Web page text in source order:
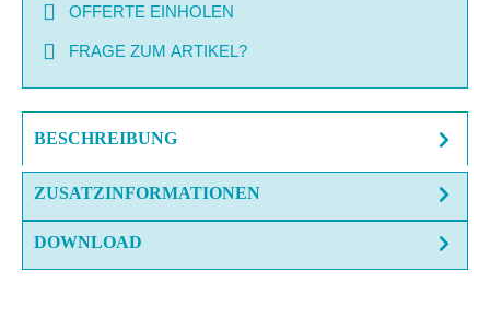
OFFERTE EINHOLEN
FRAGE ZUM ARTIKEL?
BESCHREIBUNG
ZUSATZINFORMATIONEN
DOWNLOAD